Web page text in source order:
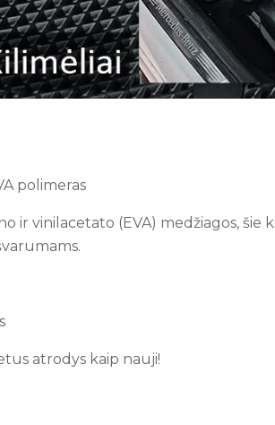
polimeras
ir vinilacetato (EVA) medžiagos,
atrodys kaip nauji!